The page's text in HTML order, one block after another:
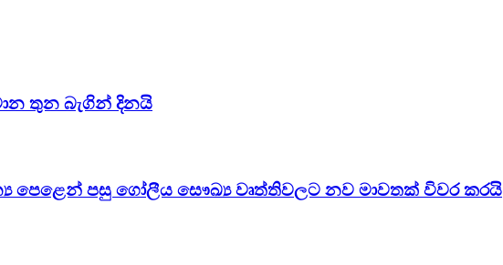
තුන බැගින් දිනයි
පෙළෙන් පසු ගෝලීය සෞඛ්‍ය වෘත්තිවලට නව මාවතක් විවර කරයි